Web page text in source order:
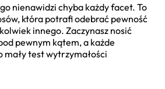
nienawidzi chyba każdy facet. To
która potrafi odebrać pewność
innego. Zaczynasz nosić
pewnym kątem, a każde
mały test wytrzymałości